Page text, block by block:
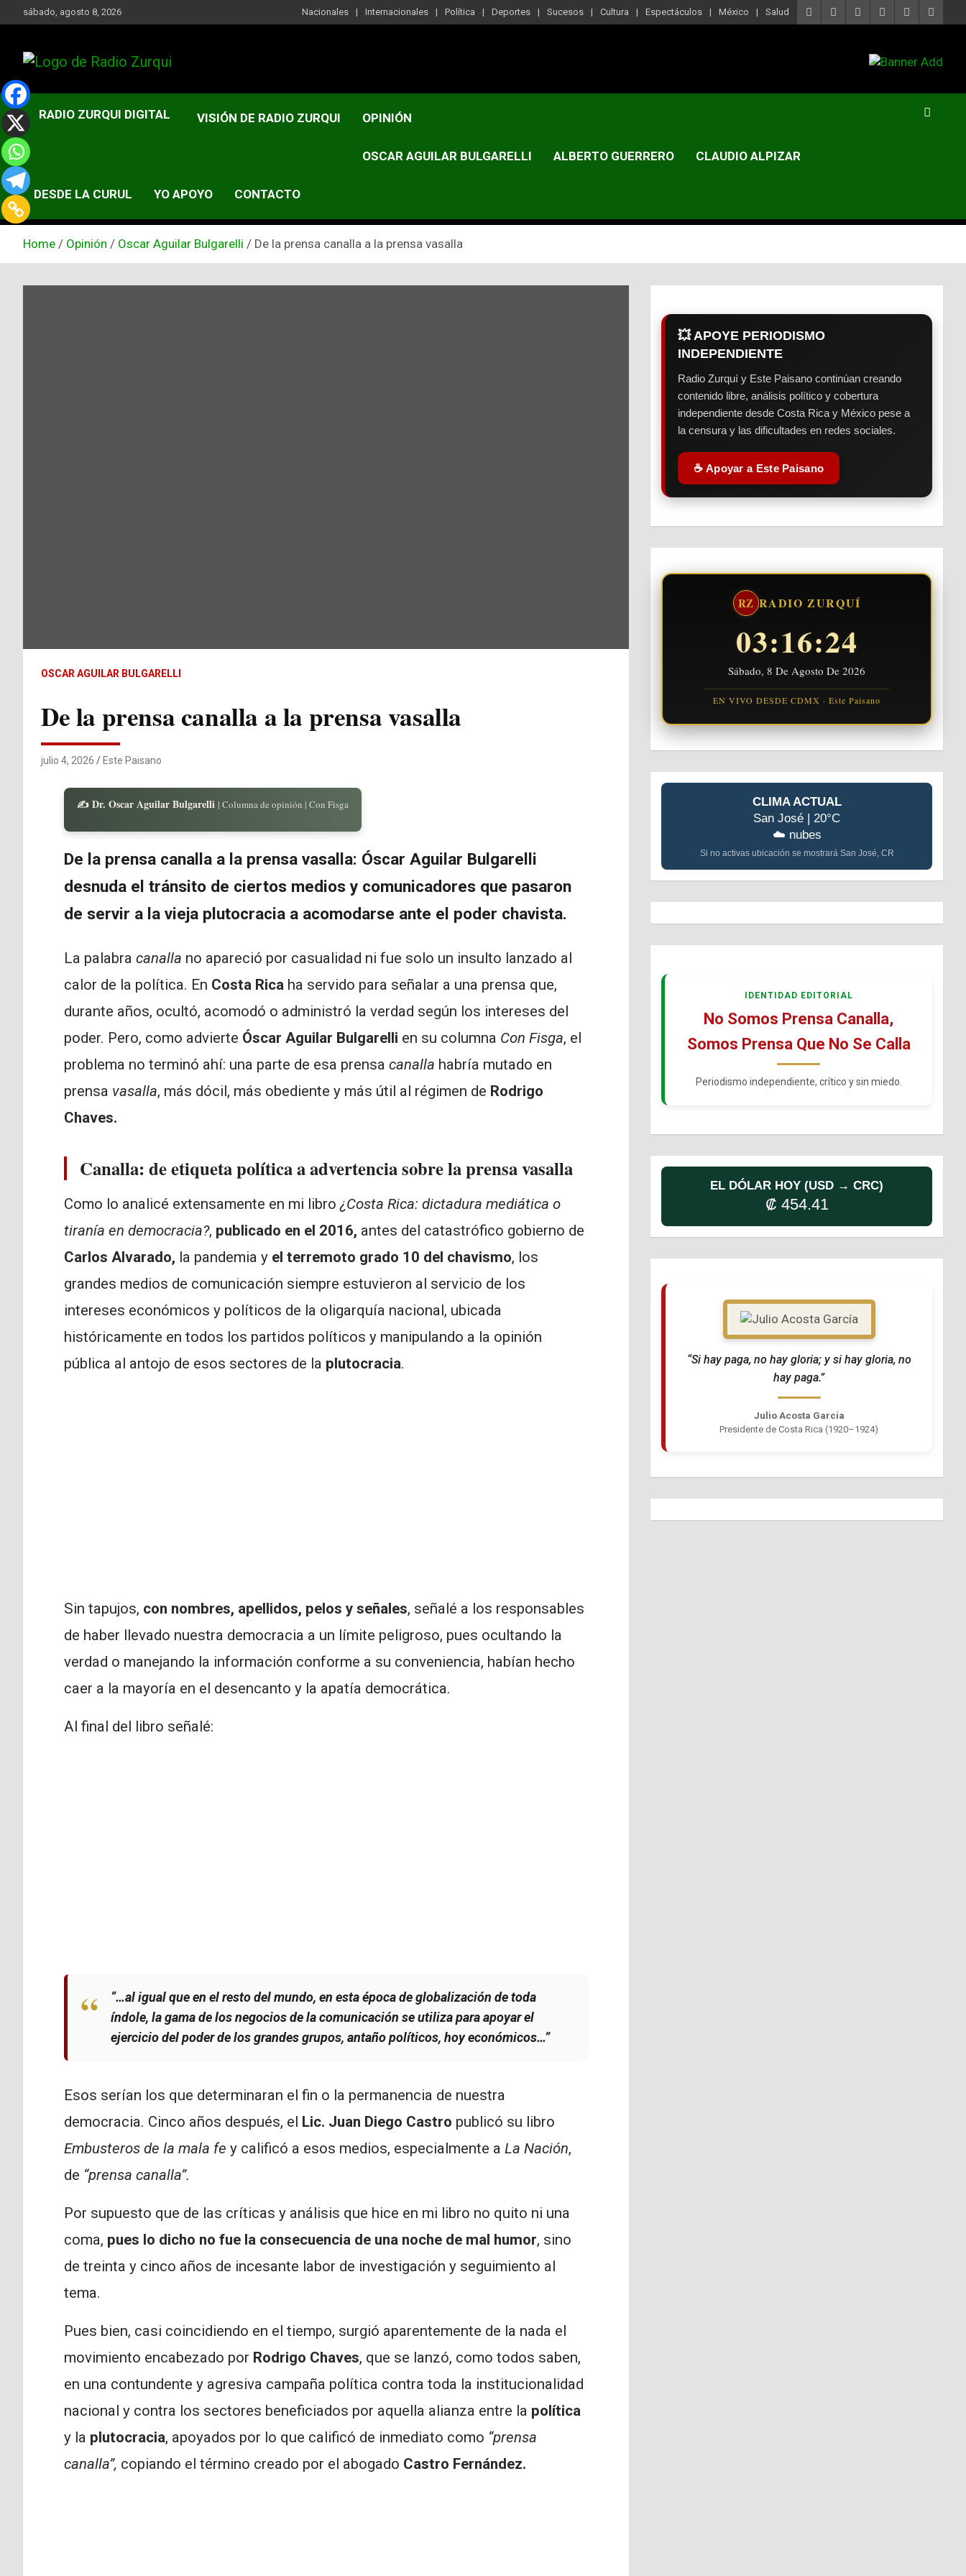
to
sábado, agosto 8, 2026 Nacionales Internacionales Política Deportes Sucesos Cultura Espectáculos México Salud
Radio Zurqui
Un Faro Para La Democracia
RADIO ZURQUI DIGITAL VISIÓN DE RADIO ZURQUI OPINIÓN
OSCAR AGUILAR BULGARELLI ALBERTO GUERRERO CLAUDIO ALPIZAR
DESDE LA CURUL YO APOYO CONTACTO
Home Opinión Oscar Aguilar Bulgarelli De la prensa canalla a la prensa vasalla
OSCAR AGUILAR BULGARELLI
De la prensa canalla a la prensa vasalla
julio 4, 2026 Este Paisano
✍️ Dr. Oscar Aguilar Bulgarelli | Columna de opinión | Con Fisga
De la prensa canalla a la prensa vasalla: Óscar Aguilar Bulgarelli
desnuda el tránsito de ciertos medios y comunicadores que pasaron
de servir a la vieja plutocracia a acomodarse ante el poder chavista.
La palabra canalla no apareció por casualidad ni fue solo un insulto lanzado al
calor de la política. En Costa Ricaha servido para señalar a una prensa que,
durante años, ocultó, acomodó o administró la verdad según los intereses del
poder. Pero, como advierte Óscar Aguilar Bulgarelli en su columna Con Fisga, el
problema no terminó ahí: una parte de esa prensa canalla habría mutado en
prensa vasalla, más dócil, más obediente y más útil al régimen de Rodrigo
Chaves.
Canalla: de etiqueta política a advertencia sobre la prensa vasalla
Como lo analicé extensamente en mi libro¿Costa Rica: dictadura mediática o
tiranía en democracia?, publicado en el 2016, antes del catastrófico gobierno de
Carlos Alvarado, la pandemia y el terremoto grado 10 del chavismo, los
grandes medios de comunicación siempre estuvieron al servicio de los
intereses económicos y políticos de la oligarquía nacional, ubicada
históricamente en todos los partidos políticos y manipulando a la opinión
pública al antojo de esos sectores de la plutocracia.
Sin tapujos, con nombres, apellidos, pelos y señales, señalé a los responsables
de haber llevado nuestra democracia a un límite peligroso, pues ocultando la
verdad o manejando la información conforme a su conveniencia, habían hecho
caer a la mayoría en el desencanto y la apatía democrática.
Al final del libro señalé:
“…al igual que en el resto del mundo, en esta época de globalización de toda
índole, la gama de los negocios de la comunicación se utiliza para apoyar el
ejercicio del poder de los grandes grupos, antaño políticos, hoy económicos…”
Esos serían los que determinaran el fin o la permanencia de nuestra
democracia. Cinco años después, el Lic. Juan Diego Castro publicó su libro
Embusteros de la mala fe y calificó a esos medios, especialmente a La Nación,
de “prensa canalla”.
Por supuesto que de las críticas y análisis que hice en mi libro no quito ni una
coma, pues lo dicho no fue la consecuencia de una noche de mal humor, sino
de treinta y cinco años de incesante labor de investigación y seguimiento al
tema.
Pues bien, casi coincidiendo en el tiempo, surgió aparentemente de la nada el
movimiento encabezado por Rodrigo Chaves, que se lanzó, como todos saben,
en una contundente y agresiva campaña política contra toda la institucionalidad
nacional y contra los sectores beneficiados por aquella alianza entre la política
y la plutocracia, apoyados por lo que calificó de inmediato como “prensa
canalla”, copiando el término creado por el abogado Castro Fernández.
💥 APOYE PERIODISMO
INDEPENDIENTE
Radio Zurquí y Este Paisano continúan creando
contenido libre, análisis político y cobertura
independiente desde Costa Rica y México pese a
la censura y las dificultades en redes sociales.
☕ Apoyar a Este Paisano
RZ RADIO ZURQUÍ
03:16:25
Sábado, 8 De Agosto De 2026
EN VIVO DESDE CDMX · Este Paisano
CLIMA ACTUAL
San José | 20°C
☁️ nubes
Si no activas ubicación se mostrará San José, CR
IDENTIDAD EDITORIAL
No Somos Prensa Canalla,
Somos Prensa Que No Se Calla
Periodismo independiente, crítico y sin miedo.
EL DÓLAR HOY (USD → CRC)
₡ 454.41
“Si hay paga, no hay gloria; y si hay gloria, no
hay paga.”
Julio Acosta García
Presidente de Costa Rica (1920–1924)